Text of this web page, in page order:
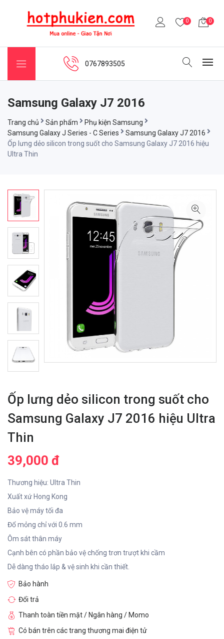
0 0
0767893505
Samsung Galaxy J7 2016
Trang chủ Sản phẩm
Phụ kiện Samsung
Samsung Galaxy J Series - C Series
Samsung Galaxy J7 2016
Ốp lưng dẻo silicon trong suốt cho Samsung Galaxy J7 2016 hiệu
Ultra Thin
Ốp lưng dẻo silicon trong suốt cho
Samsung Galaxy J7 2016 hiệu Ultra
Thin
39,000 đ
Thương hiệu: Ultra Thin
Xuất xứ Hong Kong
Bảo vệ máy tối đa
Đổ mỏng chỉ với 0.6 mm
Ôm sát thân máy
Cạnh bên có phần bảo vệ chống trơn trượt khi cầm
Dễ dàng tháo lắp & vệ sinh khi cần thiết.
Bảo hành
Đổi trả
Thanh toàn tiền mặt / Ngân hàng / Momo
Có bán trên các trang thương mai điện tử